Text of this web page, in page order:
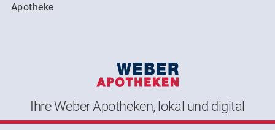
Apotheke
Ihre Weber Apotheken, lokal und digital